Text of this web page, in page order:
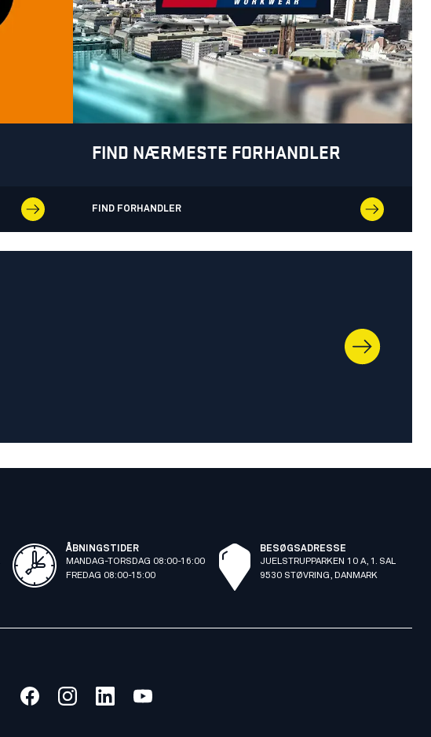
FIND NÆRMESTE FORHANDLER
FIND FORHANDLER
ÅBNINGSTIDER
MANDAG-TORSDAG 08:00-16:00
FREDAG 08:00-15:00
BESØGSADRESSE
JUELSTRUPPARKEN 10 A, 1. SAL
9530 STØVRING, DANMARK